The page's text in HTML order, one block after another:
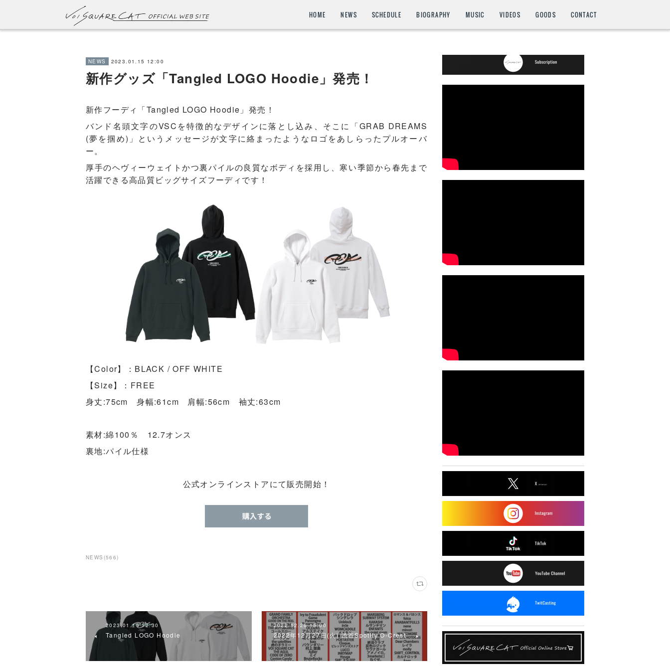
HOME NEWS SCHEDULE BIOGRAPHY MUSIC VIDEOS GOODS CONTACT
NEWS 2023.01.15 12:00
新作グッズ「Tangled LOGO Hoodie」発売！
新作フーディ「Tangled LOGO Hoodie」発売！
バンド名頭文字のVSCを特徴的なデザインに落とし込み、そこに「GRAB DREAMS
(夢を掴め)」というメッセージが文字に絡まったようなロゴをあしらったプルオーバ
ー。
厚手のヘヴィーウェイトかつ裏パイルの良質なボディを採用し、寒い季節から春先まで
活躍できる高品質ビッグサイズフーディです！
【Color】：BLACK / OFF WHITE
【Size】：FREE
身丈:75cm 身幅:61cm 肩幅:56cm 袖丈:63cm
素材:綿100％ 12.7オンス
裏地:パイル仕様
公式オンラインストアにて販売開始！
NEWS (566)
2023.01.15 12:30
Tangled LOGO Hoodie
2022.12.26 15:00
2022年12月27日(火) 渋谷Spotify O-Crest